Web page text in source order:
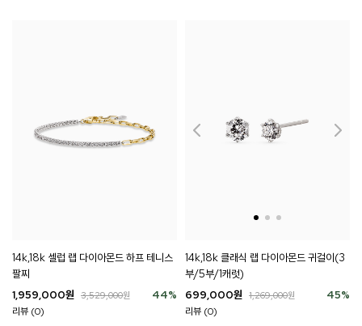
14k,18k 셀럽 랩 다이아몬드 하프 테니스
팔찌
44%
1,959,000원 3,529,000원
리뷰 (0)
14k,18k 클래식 랩 다이아몬드 귀걸이(3
부/5부/1캐럿)
45%
699,000원 1,269,000원
리뷰 (0)